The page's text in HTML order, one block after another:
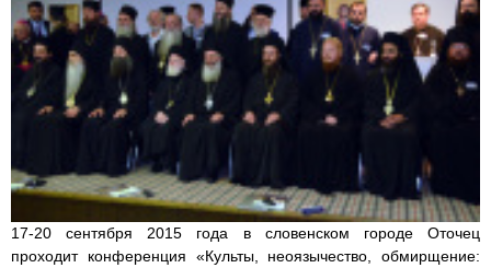
17-20 сентября 2015 года в словенском городе Оточец
проходит конференция «Культы, неоязычество, обмирщение: